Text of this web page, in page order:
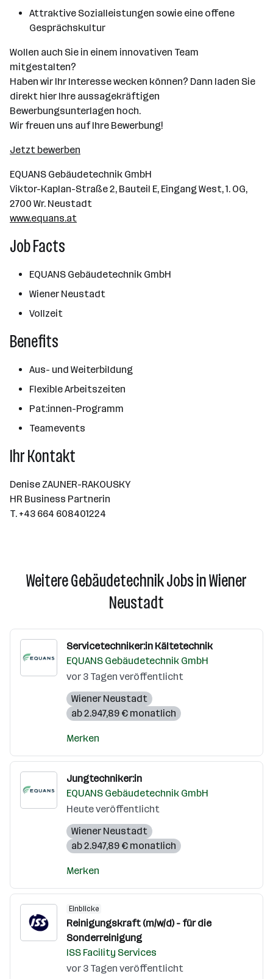
Attraktive Sozialleistungen sowie eine offene
Gesprächskultur
Wollen auch Sie in einem innovativen Team
mitgestalten?
Haben wir Ihr Interesse wecken können? Dann laden Sie
direkt hier Ihre aussagekräftigen
Bewerbungsunterlagen hoch.
Wir freuen uns auf Ihre Bewerbung!
Jetzt bewerben
EQUANS Gebäudetechnik GmbH
Viktor-Kaplan-Straße 2, Bauteil E, Eingang West, 1. OG,
2700 Wr. Neustadt
www.equans.at
Job Facts
EQUANS Gebäudetechnik GmbH
Wiener Neustadt
Vollzeit
Benefits
Aus- und Weiterbildung
Flexible Arbeitszeiten
Pat:innen-Programm
Teamevents
Ihr Kontakt
Denise ZAUNER-RAKOUSKY
HR Business Partnerin
T. +43 664 608401224
Weitere Gebäudetechnik Jobs in Wiener
Neustadt
Servicetechniker:in Kältetechnik
EQUANS Gebäudetechnik GmbH
vor 3 Tagen veröffentlicht
Wiener Neustadt
ab 2.947,89 € monatlich
Merken
Jungtechniker:in
EQUANS Gebäudetechnik GmbH
Heute veröffentlicht
Wiener Neustadt
ab 2.947,89 € monatlich
Merken
Einblicke
Reinigungskraft (m/w/d) - für die
Sonderreinigung
ISS Facility Services
vor 3 Tagen veröffentlicht